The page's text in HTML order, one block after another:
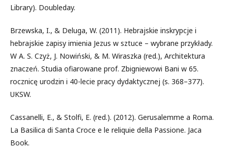
Library). Doubleday.
Brzewska, I., & Deluga, W. (2011). Hebrajskie inskrypcje i
hebrajskie zapisy imienia Jezus w sztuce – wybrane przykłady.
W A. S. Czyż, J. Nowiński, & M. Wiraszka (red.), Architektura
znaczeń. Studia ofiarowane prof. Zbigniewowi Bani w 65.
rocznicę urodzin i 40-lecie pracy dydaktycznej (s. 368–377).
UKSW.
Cassanelli, E., & Stolfi, E. (red.). (2012). Gerusalemme a Roma.
La Basilica di Santa Croce e le reliquie della Passione. Jaca
Book.